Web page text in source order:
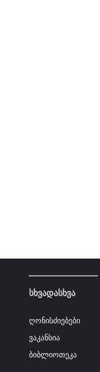
სხვადასხვა
ღონისძიებები
ვაკანსია
ბიბლიოთეკა